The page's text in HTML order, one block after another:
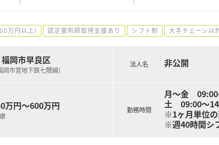
万円以上) 認定薬剤師取得支援あり シフト制 大手チェーン以
岡市早良区
岡市営地下鉄七隈線)
万円～600万円
法人名 非公開
勤務時間
月～金 09:00
土 09:00～
※1ヶ月単位
※週40時間シ